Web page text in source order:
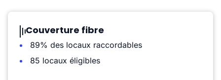
Couverture fibre
89% des locaux raccordables
85 locaux éligibles